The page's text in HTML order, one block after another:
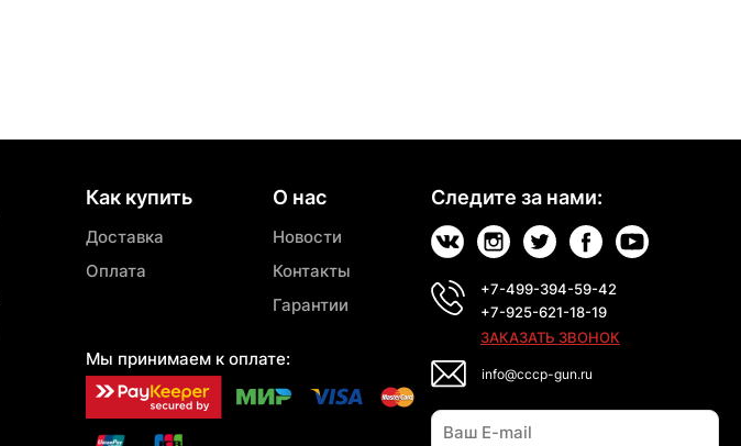
Как купить
Доставка
Оплата
Мы принимаем к оплате:
О нас
Новости
Контакты
Гарантии
Следите за нами:
+7-499-394-59-42
+7-925-621-18-19
ЗАКАЗАТЬ ЗВОНОК
info@cccp-gun.ru